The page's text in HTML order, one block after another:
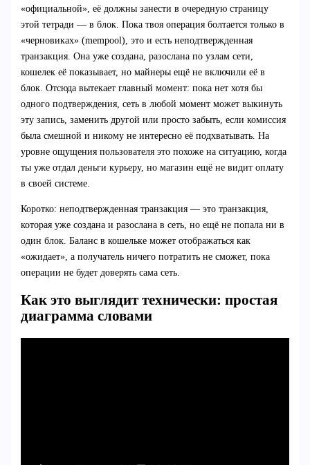
«официальной», её должны занести в очередную страницу
этой тетради — в блок. Пока твоя операция болтается только в
«черновиках» (mempool), это и есть неподтвержденная
транзакция. Она уже создана, разослана по узлам сети,
кошелек её показывает, но майнеры ещё не включили её в
блок. Отсюда вытекает главный момент: пока нет хотя бы
одного подтверждения, сеть в любой момент может выкинуть
эту запись, заменить другой или просто забыть, если комиссия
была смешной и никому не интересно её подхватывать. На
уровне ощущения пользователя это похоже на ситуацию, когда
ты уже отдал деньги курьеру, но магазин ещё не видит оплату
в своей системе.
Коротко: неподтвержденная транзакция — это транзакция,
которая уже создана и разослана в сеть, но ещё не попала ни в
один блок. Баланс в кошельке может отображаться как
«ожидает», а получатель ничего потратить не сможет, пока
операции не будет доверять сама сеть.
Как это выглядит технически: простая
диаграмма словами